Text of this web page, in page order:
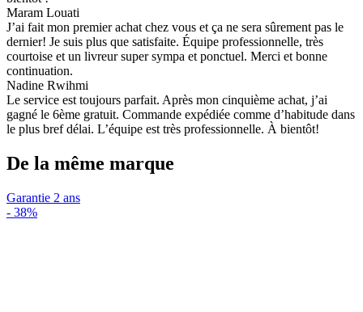
Maram Louati
J’ai fait mon premier achat chez vous et ça ne sera sûrement pas le
dernier! Je suis plus que satisfaite. Équipe professionnelle, très
courtoise et un livreur super sympa et ponctuel. Merci et bonne
continuation.
Nadine Rwihmi
Le service est toujours parfait. Après mon cinquième achat, j’ai
gagné le 6ème gratuit. Commande expédiée comme d’habitude dans
le plus bref délai. L’équipe est très professionnelle. À bientôt!
De la même marque
Garantie 2 ans
- 38%